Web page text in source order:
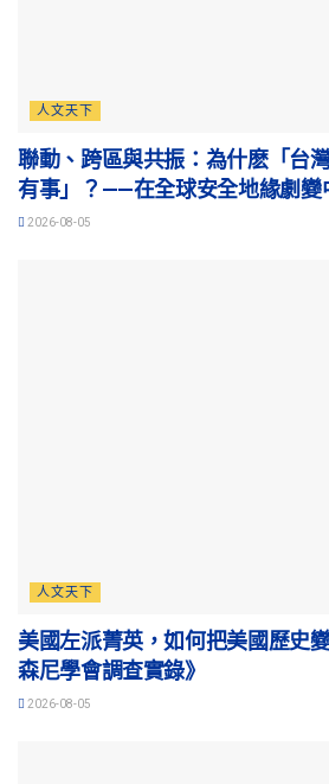
人文天下
聯動、跨區與共振：為什麽「台
有事」？——在全球安全地緣劇變
2026-08-05
人文天下
美國左派菁英，如何把美國歷史
森尼學會調查實錄》
2026-08-05